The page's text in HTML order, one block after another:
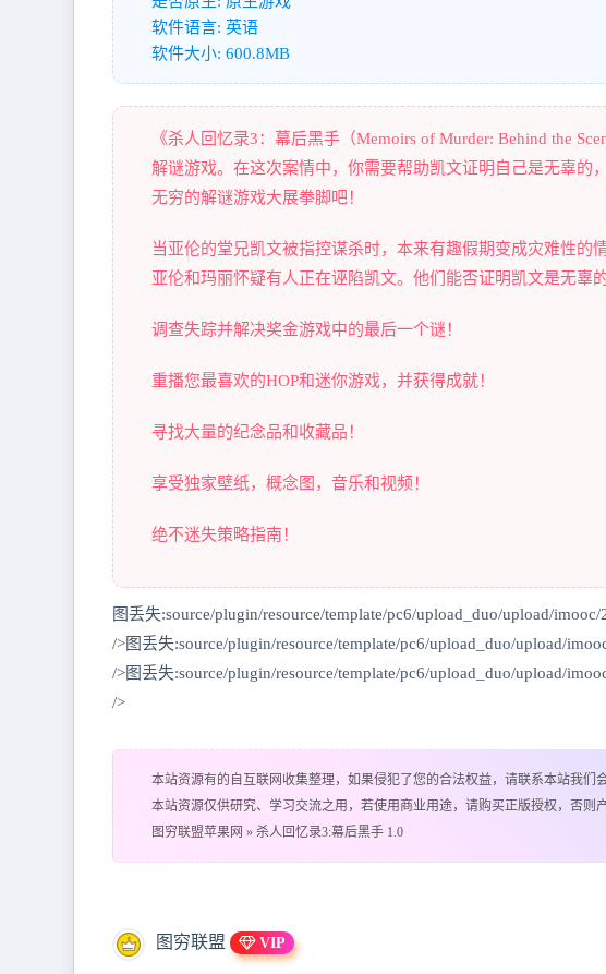
软件语言: 英语
软件大小: 600.8MB
《杀人回忆录3：幕后黑手（Memoirs of Murder: Behind the
解谜游戏。在这次案情中，你需要帮助凯文证明自己是无辜的
无穷的解谜游戏大展拳脚吧！
当亚伦的堂兄凯文被指控谋杀时，本来有趣假期变成灾难性的
亚伦和玛丽怀疑有人正在诬陷凯文。他们能否证明凯文是无辜
调查失踪并解决奖金游戏中的最后一个谜！
重播您最喜欢的HOP和迷你游戏，并获得成就！
寻找大量的纪念品和收藏品！
享受独家壁纸，概念图，音乐和视频！
绝不迷失策略指南！
图丢失:source/plugin/resource/template/pc6/upload_duo/upload/
/>图丢失:source/plugin/resource/template/pc6/upload_duo/upload/
/>图丢失:source/plugin/resource/template/pc6/upload_duo/upload/
/>
本站资源有的自互联网收集整理，如果侵犯了您的合法权益，请联系本站我们
本站资源仅供研究、学习交流之用，若使用商业用途，请购买正版授权，否则
图穷联盟苹果网 » 杀人回忆录3:幕后黑手 1.0
图穷联盟 VIP